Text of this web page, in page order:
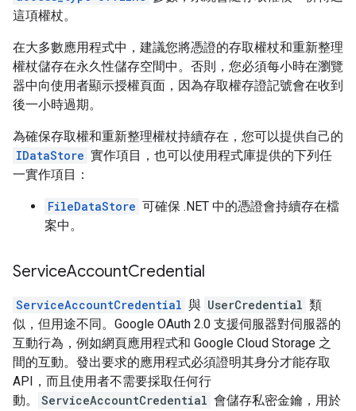
這項權杖。
在大多數應用程式中，建議您將憑證的存取權杖和重新整理
權杖儲存在永久性儲存空間中。否則，您必須每小時在瀏覽
器中向使用者顯示授權頁面，因為存取權存證記號會在收到
後一小時過期。
為確保存取權和重新整理權杖持續存在，您可以提供自己的
IDataStore 實作項目，也可以使用程式庫提供的下列任
一實作項目：
FileDataStore 可確保 .NET 中的憑證會持續存在檔
案中。
ServiceAccountCredential
ServiceAccountCredential 與 UserCredential 類
似，但用途不同。Google OAuth 2.0 支援伺服器對伺服器的
互動行為，例如網頁應用程式和 Google Cloud Storage 之
間的互動。發出要求的應用程式必須證明其身分才能存取
API，而且使用者不需要採取任何行
動。
ServiceAccountCredential 會儲存私密金鑰，用於